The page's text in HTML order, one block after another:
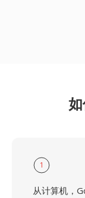
1
从计算机，